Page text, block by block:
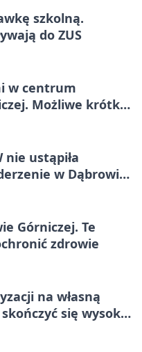
szkolną.
do ZUS
w centrum
Możliwe krótkie
nie ustąpiła
w Dąbrowie
Górniczej. Te
zdrowie
na własną
się wysoką